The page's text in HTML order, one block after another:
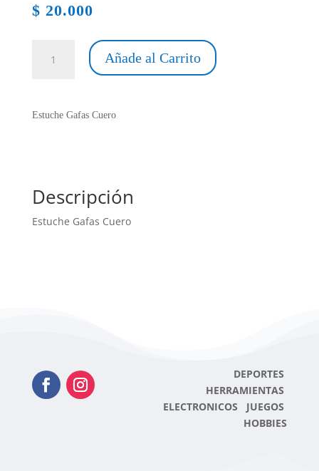
$ 20.000
Gafas
Añade al Carrito
Estuche Gafas Cuero
Descripción
Estuche Gafas Cuero
DEPORTES
HERRAMIENTAS
ELECTRONICOS JUEGOS
HOBBIES